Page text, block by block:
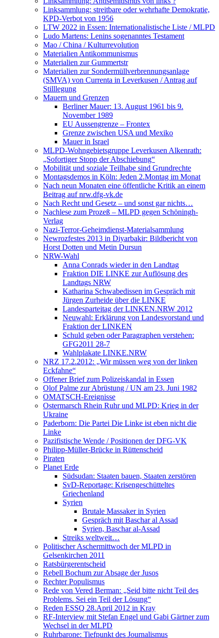
Linksammlung: streitbare oder wehrhafte Demokratie,
KPD-Verbot von 1956
LTW 2022 in Essen: Internationalistische Liste / MLPD
Ludo Martens: Lenins sogenanntes Testament
Mao / China / Kulturrevolution
Materialien Antikommunismus
Materialien zur Gummertstr
Materialien zur Sondermüllverbrennungsanlage
(SMVA) von Currenta in Leverkusen / Antrag auf
Stilllegung
Mauern und Grenzen
Berliner Mauer: 13. August 1961 bis 9.
November 1989
EU Aussengrenze – Frontex
Grenze zwischen USA und Mexiko
Mauer in Israel
MLPD-Wohngebietsgruppe Leverkusen Alkenrath:
„Sofortiger Stopp der Abschiebung“
Mobilität und soziale Teilhabe sind Grundrechte
Montagsdemos in Köln: Jeden 2.Montag im Monat
Nach neun Monaten eine öffentliche Kritik an einem
Beitrag auf nrw.dfg-vk.de
Nach Recht und Gesetz – und sonst gar nichts…
Nachlese zum Prozeß – MLPD gegen Schöningh-
Verlag
Nazi-Terror-Geheimdienst-Materialsammlung
Newrozfestes 2013 in Diyarbakir: Bildbericht von
Horst Dotten und Metin Dursun
NRW-Wahl
Anna Conrads wieder in den Landtag
Fraktion DIE LINKE zur Auflösung des
Landtags NRW
Katharina Schwabedissen im Gespräch mit
Jürgen Zurheide über die LINKE
Landesparteitag der LINKEN.NRW 2012
Neuwahl: Erklärung von Landesvorstand und
Fraktion der LINKEN
Schuld geben oder Paragraphen verstehen:
GFG2011 28-7
Wahlplakate LINKE.NRW
NRZ 17.2.2012: „Wir müssen weg von der linken
Eckfahne“
Offener Brief zum Polizeiskandal in Essen
Olof Palme zur Abrüstung / UN am 23. Juni 1982
OMATSCH-Ereignisse
Ostermarsch Rhein Ruhr und MLPD: Krieg in der
Ukraine
Paderborn: Die Partei Die Linke ist eben nicht die
Linke
Pazifistische Wende / Positionen der DFG-VK
Philipp-Müller-Brücke in Rüttenscheid
Piraten
Planet Erde
Südsudan: Staaten bauen, Staaten zerstören
SvD-Reportage: Krisengeschütteltes
Griechenland
Syrien
Brutale Massaker in Syrien
Gespräch mit Baschar al Assad
Syrien, Baschar al-Assad
Streiks weltweit…
Politischer Aschermittwoch der MLPD in
Gelsenkirchen 2011
Ratsbürgerentscheid
Rebell Bochum zur Absage der Jusos
Rechter Populismus
Rede von Vered Berman: „Seid bitte nicht Teil des
Problems. Sei ein Teil der Lösung“
Reden ESSQ 28.April 2012 in Kray
RF-Interview mit Stefan Engel und Gabi Gärtner zum
Wechsel in der MLPD
Ruhrbarone: Tiefpunkt des Journalismus